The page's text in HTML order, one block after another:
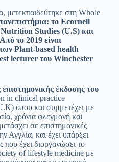
μετεκπαιδεύτηκε στη Whole
το Ecornell
Studies (U.S) και
το 2019 είναι
Plant-based health
lecturer του Winchester
έκδοσης του
in clinical practice
όπου και συμμετέχει με
χρόνια φλεγμονή και
σε επιστημονικές
Αγγλία, και έχει υπάρξει
που έχει διοργανώσει το
of lifestyle medicine με